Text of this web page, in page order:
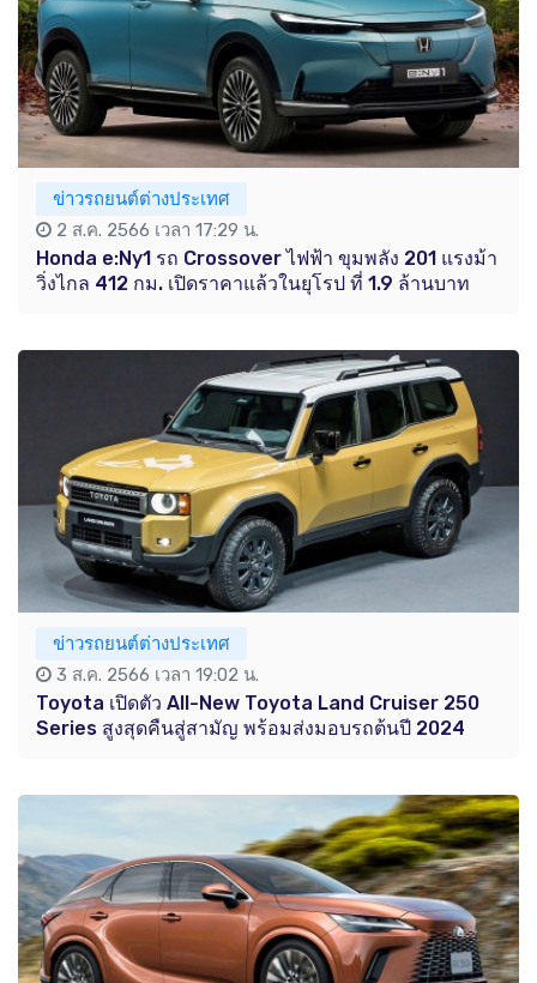
ข่าวรถยนต์ต่างประเทศ
2 ส.ค. 2566 เวลา 17:29 น.
Honda e:Ny1 รถ Crossover ไฟฟ้า ขุมพลัง 201 แรงม้า
วิ่งไกล 412 กม. เปิดราคาแล้วในยุโรป ที่ 1.9 ล้านบาท
ข่าวรถยนต์ต่างประเทศ
3 ส.ค. 2566 เวลา 19:02 น.
Toyota เปิดตัว All-New Toyota Land Cruiser 250
Series สูงสุดคืนสู่สามัญ พร้อมส่งมอบรถต้นปี 2024